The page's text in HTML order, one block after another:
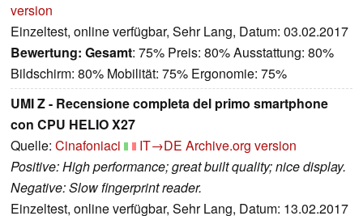
version
Einzeltest, online verfügbar, Sehr Lang, Datum: 03.02.2017
Bewertung: Gesamt: 75% Preis: 80% Ausstattung: 80%
Bildschirm: 80% Mobilität: 75% Ergonomie: 75%
UMI Z - Recensione completa del primo smartphone
con CPU HELIO X27
Quelle: Cinafoniaci IT→DE Archive.org version
Positive: High performance; great built quality; nice display.
Negative: Slow fingerprint reader.
Einzeltest, online verfügbar, Sehr Lang, Datum: 13.02.2017